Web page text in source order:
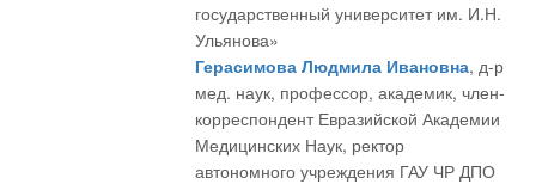
государственный университет им. И.Н.
Ульянова»
Герасимова Людмила Ивановна, д-р
мед. наук, профессор, академик, член-
корреспондент Евразийской Академии
Медицинских Наук, ректор
автономного учреждения ГАУ ЧР ДПО